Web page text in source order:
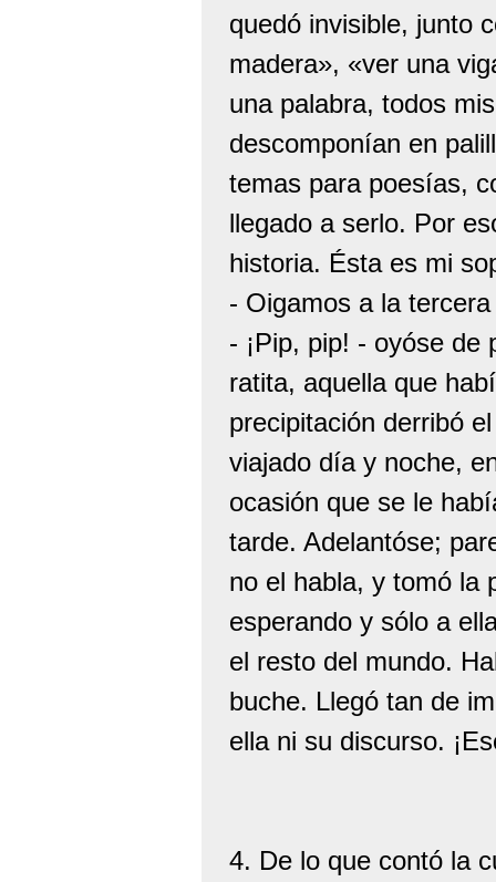
quedó invisible, junto
madera», «ver una
una palabra, todos
descomponían en
temas para poesías,
llegado a serlo. Por
historia. Ésta es mi
- Oigamos a la
- ¡Pip, pip! - oyóse de
ratita, aquella que
precipitación derribó
viajado día y noche,
ocasión que se le
tarde. Adelantóse;
no el habla, y tomó la
esperando y sólo a
el resto del mundo.
buche. Llegó tan de
ella ni su discurso.
4. De lo que contó la